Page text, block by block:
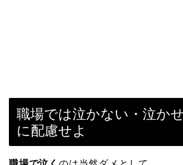
職場では泣かない・泣か
に配慮せよ